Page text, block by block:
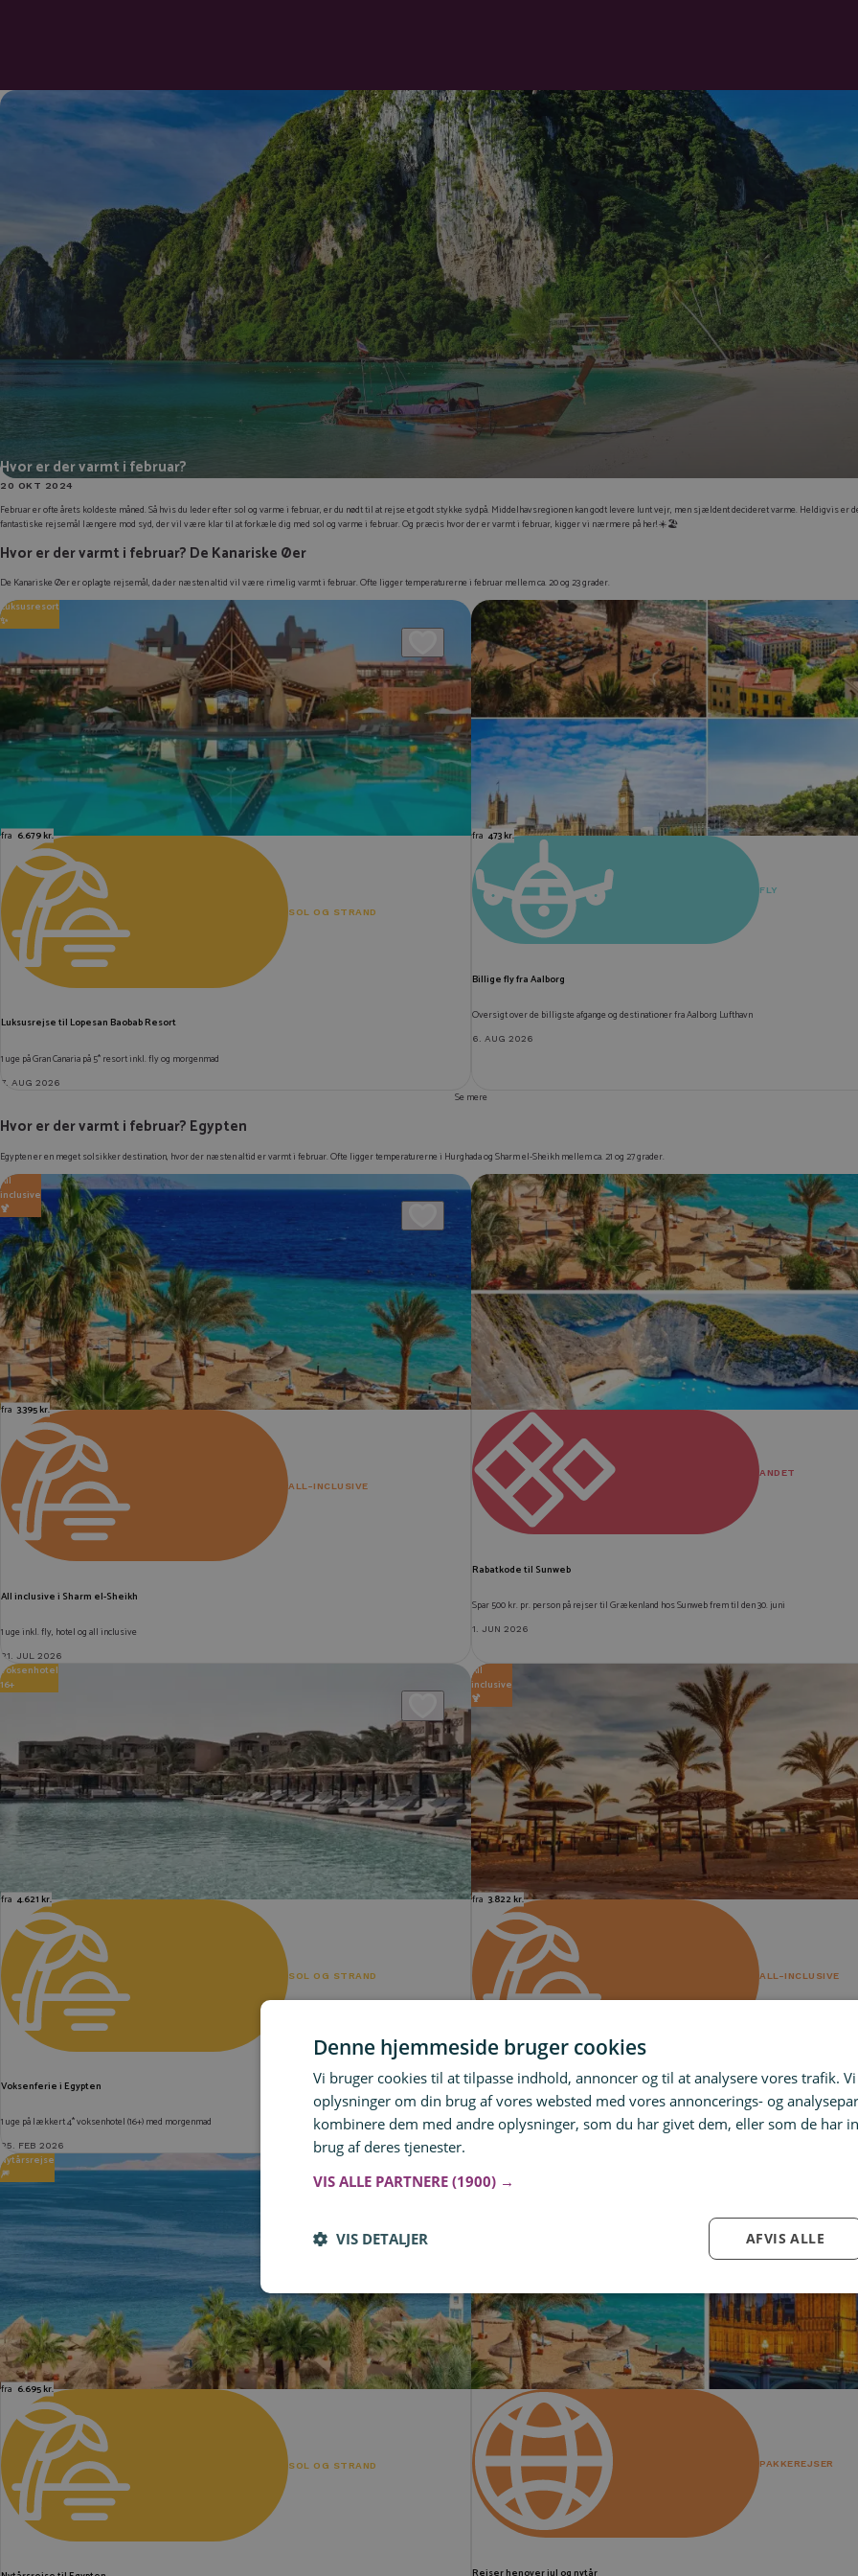
Hvor er der varmt i februar?
20 OKT 2024
Februar er ofte årets koldeste måned. Så hvis du leder efter sol og varme i februar, er du nødt til at rejse et godt stykke sydpå. Middelhavsregionen kan godt levere lunt vejr, men sjældent decideret varme. Heldigvis er
fantastiske rejsemål længere mod syd, der vil være klar til at forkæle dig med sol og varme i februar. Og præcis hvor der er varmt i februar, kigger vi nærmere på her! ☀️🏖️
Hvor er der varmt i februar? De Kanariske Øer
De Kanariske Øer er oplagte rejsemål, da der næsten altid vil være rimelig varmt i februar. Ofte ligger temperaturerne i februar mellem ca. 20 og 23 grader.
Luksusresort
✨
fra 6.679 kr.
SOL OG STRAND
Luksusrejse til Lopesan Baobab Resort
1 uge på Gran Canaria på 5* resort inkl. fly og morgenmad
7. AUG 2026
fra 473 kr.
FLY
Billige fly fra Aalborg
Oversigt over de billigste afgange og destinationer fra Aalborg Lufthavn
6. AUG 2026
Se mere
Hvor er der varmt i februar? Egypten
Egypten er en meget solsikker destination, hvor der næsten altid er varmt i februar. Ofte ligger temperaturerne i Hurghada og Sharm el-Sheikh mellem ca. 21 og 27 grader.
All
inclusive
🍹
fra 3.395 kr.
ALL-INCLUSIVE
All inclusive i Sharm el-Sheikh
1 uge inkl. fly, hotel og all inclusive
21. JUL 2026
ANDET
Rabatkode til Sunweb
Spar 500 kr. pr. person på rejser til Grækenland hos Sunweb frem til den 30. juni
1. JUN 2026
Voksenhotel
16+
fra 4.621 kr.
SOL OG STRAND
Voksenferie i Egypten
1 uge på lækkert 4* voksenhotel (16+) med morgenmad
25. FEB 2026
All
inclusive
🍹
fra 3.822 kr.
ALL-INCLUSIVE
All inclusive i Hurghada
1 uge på 4* resort inkl. fly og all inclusive
Nytårsrejse
🎆
fra 6.695 kr.
SOL OG STRAND PAKKEREJSER
Rejser henover jul og nytår
Log ind for at gemme hvad der inspirerer dig
Du kan tilføje op til 99 tilbud
Denne hjemmeside bruger cookies
Vi bruger cookies til at tilpasse indhold, annoncer og til at analysere vores trafik.
oplysninger om din brug af vores websted med vores annoncerings- og
kombinere dem med andre oplysninger, som du har givet dem, eller som de har
brug af deres tjenester.
VIS ALLE PARTNERE (1900) →
AFVIS ALLE
VIS DETALJER